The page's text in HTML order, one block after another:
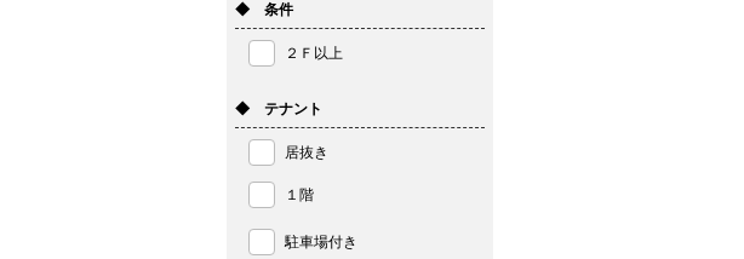
◆ 条件
２Ｆ以上
◆ テナント
居抜き
１階
駐車場付き